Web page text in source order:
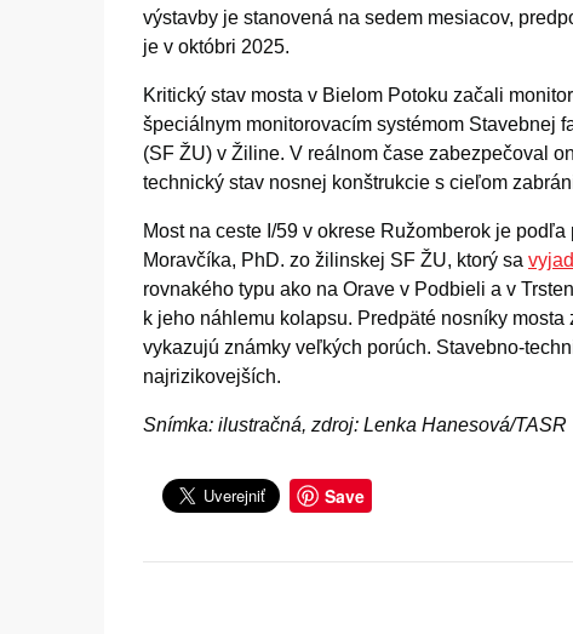
výstavby je stanovená na sedem mesiacov,
je v októbri 2025.
Kritický stav mosta v Bielom Potoku začali
špeciálnym monitorovacím systémom Stavebnej
(SF ŽU) v Žiline. V reálnom čase zabezpečoval
technický stav nosnej konštrukcie s cieľom
Most na ceste I/59 v okrese Ružomberok je podľa
Moravčíka, PhD. zo žilinskej SF ŽU, ktorý sa
rovnakého typu ako na Orave v Podbieli a v
k jeho náhlemu kolapsu. Predpäté nosníky
vykazujú známky veľkých porúch. Stavebno-
najrizikovejších.
Snímka: ilustračná, zdroj: Lenka Hanesová/TASR
Save